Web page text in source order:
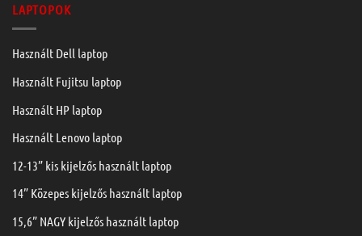
LAPTOPOK
Használt Dell laptop
Használt Fujitsu laptop
Használt HP laptop
Használt Lenovo laptop
12-13” kis kijelzős használt laptop
14” Közepes kijelzős használt laptop
15,6” NAGY kijelzős használt laptop